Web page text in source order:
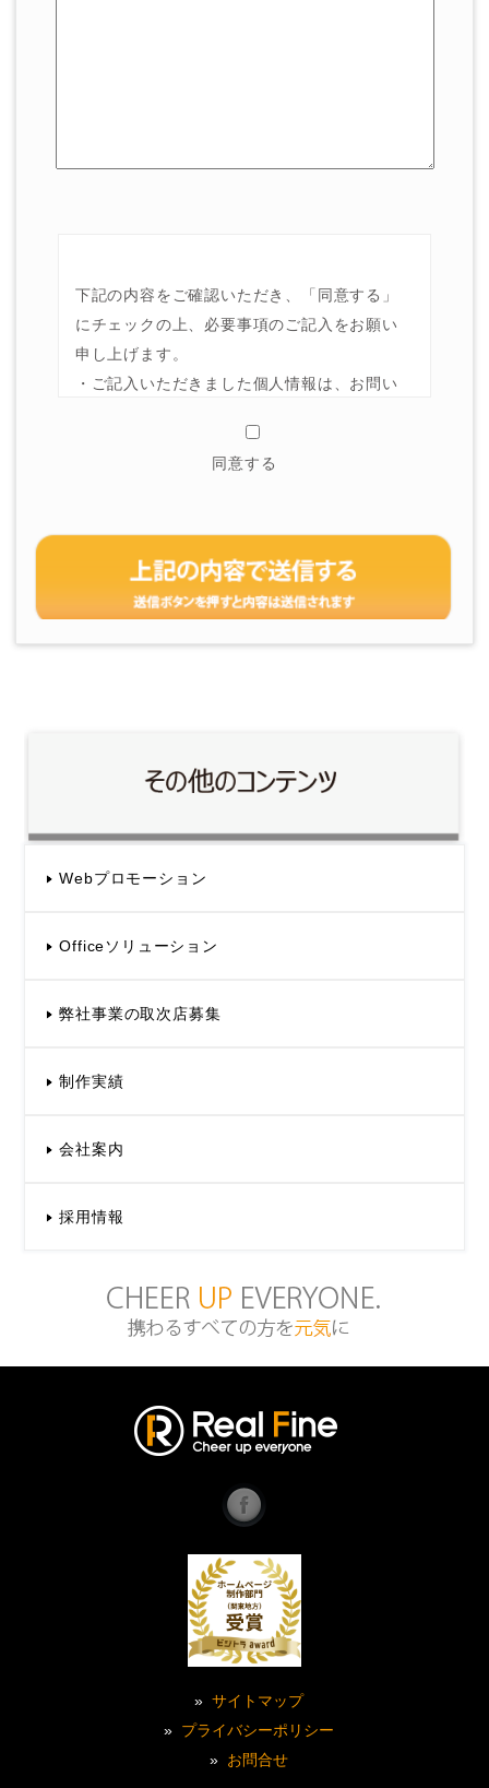
下記の内容をご確認いただき、「同意する」
にチェックの上、必要事項のご記入をお願い
申し上げます。
・ご記入いただきました個人情報は、お問い
するためのみに使用いたします。
・ご記入いただきました個人情報は、法令に
三者（弊社業務委託先を除く）に提供するこ
とはありません。
・下記フォーム「※必須項目」にご記入いた
だけない場合、お問い合わせを受け付けられ
ない、またはお問い合わせにお答えできない
人情報の取扱いについて」をご確認くださ
〒150-0021 東京都渋谷区恵比寿西2-8-4
TEL:03-6451-0222
同意する
Webプロモーション
Officeソリューション
弊社事業の取次店募集
制作実績
会社案内
採用情報
あるホームページ制作会社 株式
会社リアルファイン
ファイ
ン
Faceb
ook
Page
» サイトマップ
» プライバシーポリシー
» お問合せ